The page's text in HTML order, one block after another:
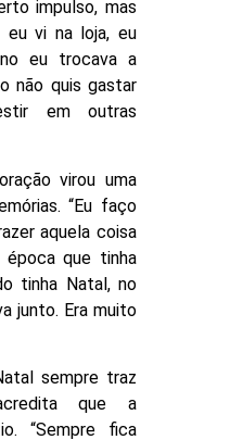
impulso, mas
eu vi na loja, eu
eu trocava a
não quis gastar
em outras
virou uma
“Eu faço
aquela coisa
que tinha
tinha Natal, no
junto. Era muito
sempre traz
que a
“Sempre fica